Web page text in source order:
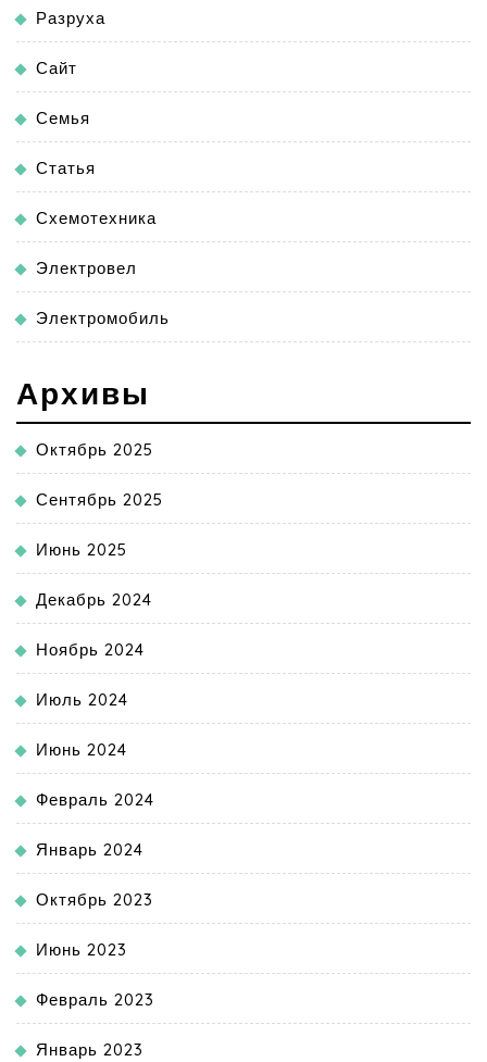
Разруха
Сайт
Семья
Статья
Схемотехника
Электровел
Электромобиль
Архивы
Октябрь 2025
Сентябрь 2025
Июнь 2025
Декабрь 2024
Ноябрь 2024
Июль 2024
Июнь 2024
Февраль 2024
Январь 2024
Октябрь 2023
Июнь 2023
Февраль 2023
Январь 2023